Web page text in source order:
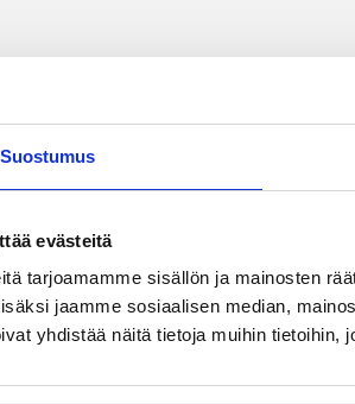
Suostumus
evästeitä
tarjoamamme sisällön ja mainosten
jaamme sosiaalisen median,
yhdistää näitä tietoja muihin tietoihin,